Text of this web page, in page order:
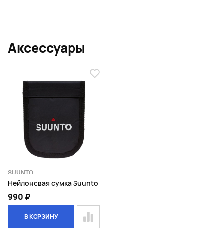
Аксессуары
SUUNTO
Нейлоновая сумка Suunto
990 ₽
В КОРЗИНУ